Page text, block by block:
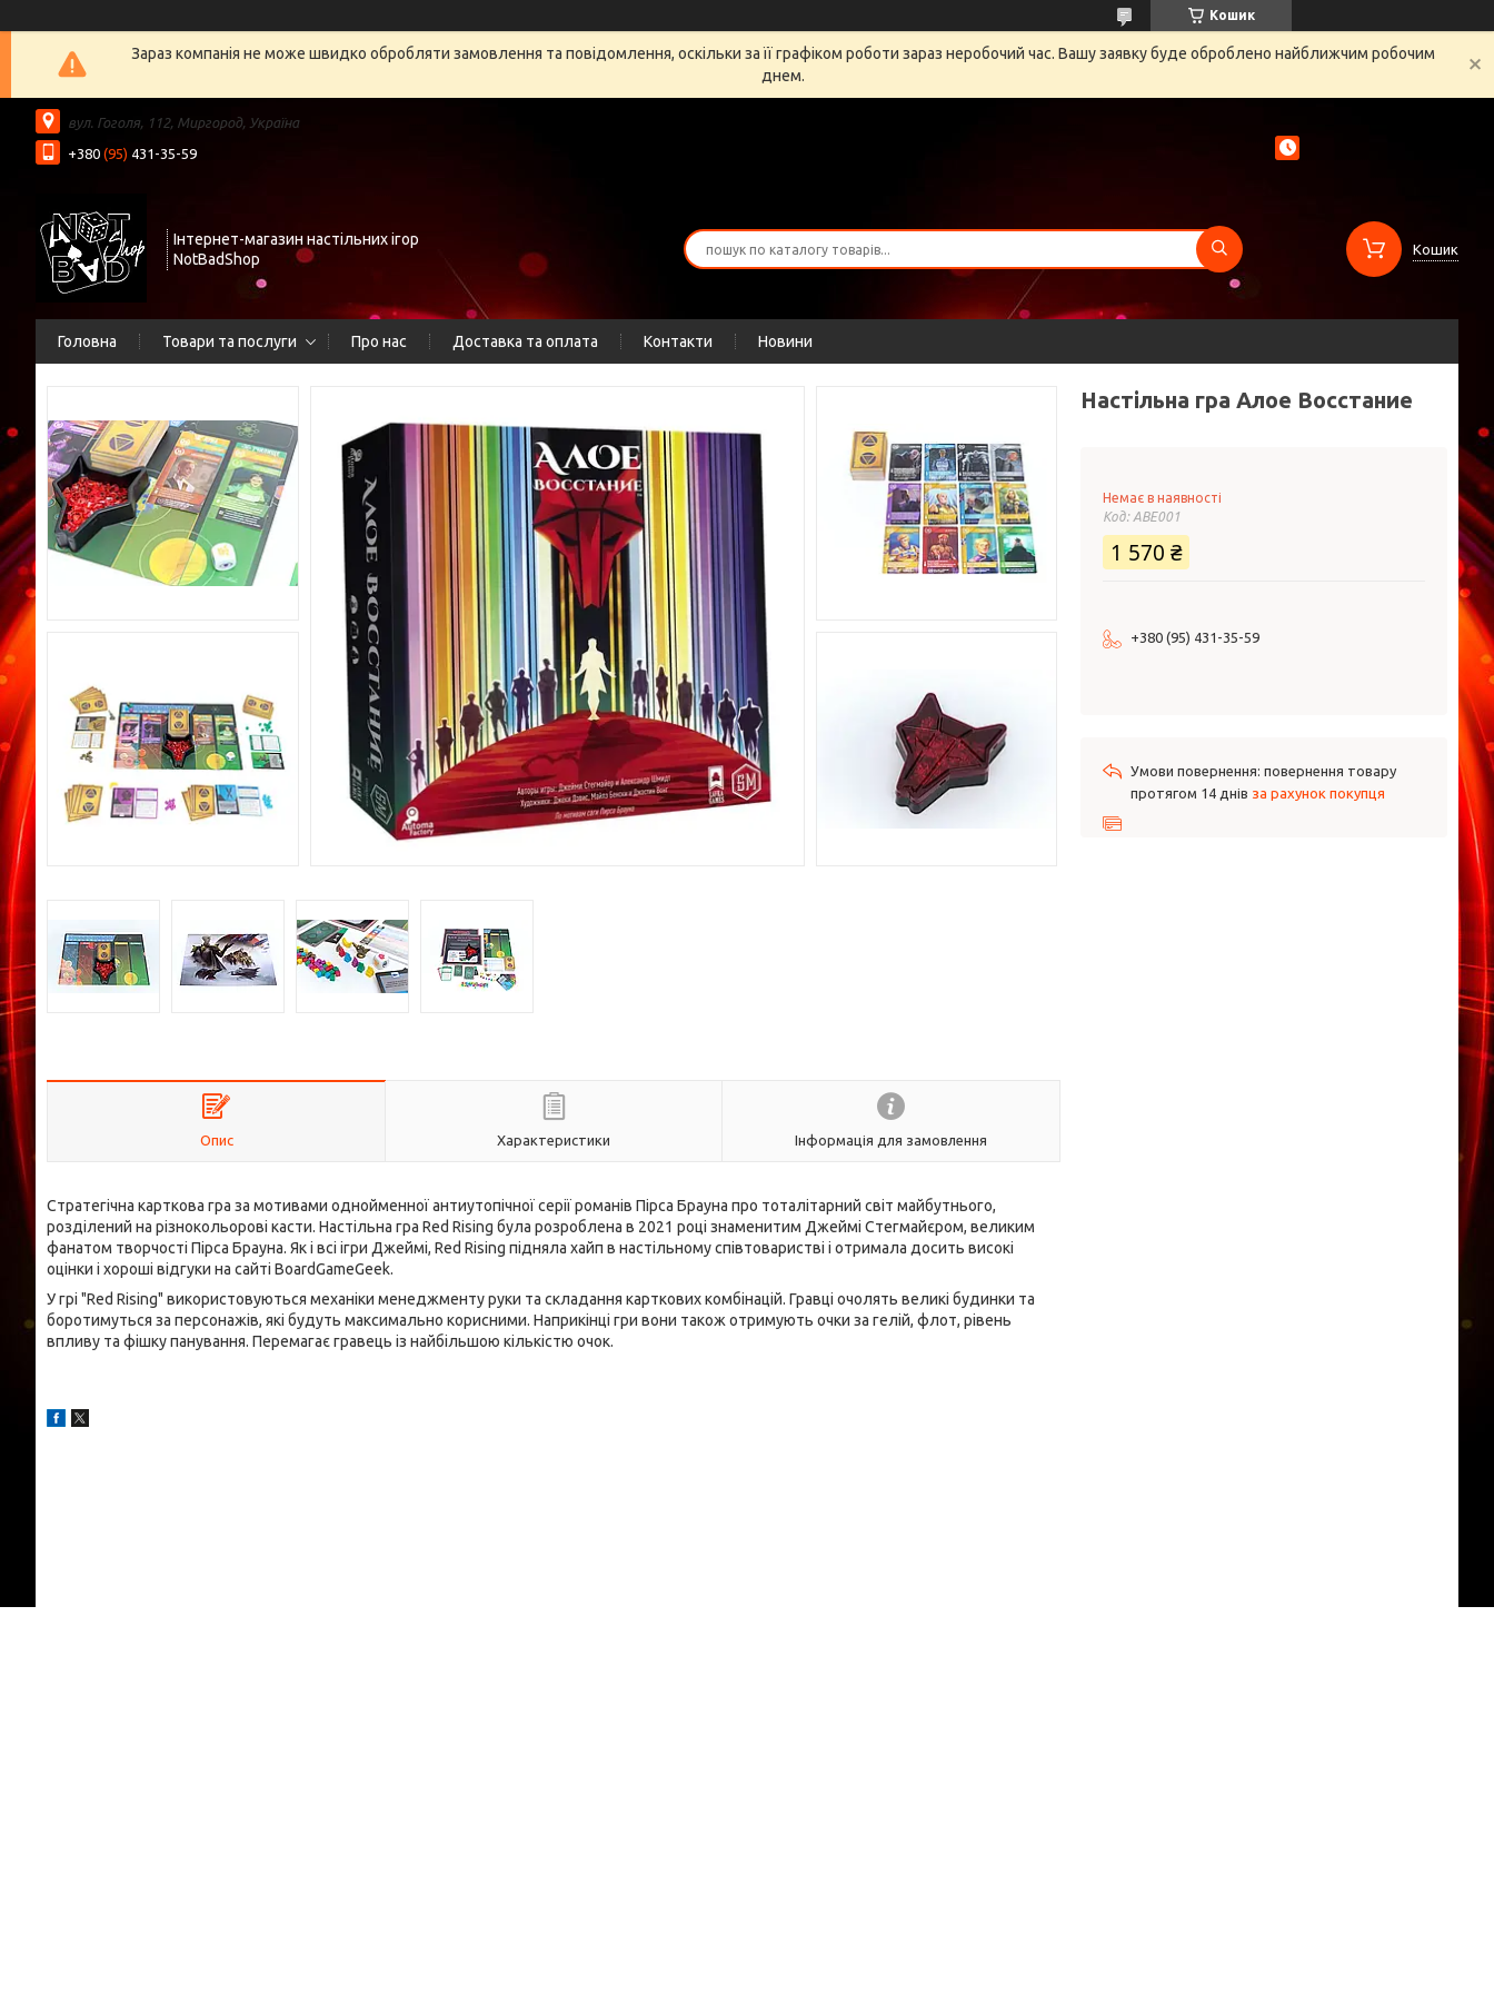
Кошик
Зараз компанія не може швидко обробляти замовлення та повідомлення, оскільки за її графіком роботи зараз неробочий час. Вашу заявку буде оброблено найближчим робочим
днем.
вул. Гоголя, 112, Миргород, Україна
+380 (95) 431-35-59
Інтернет-магазин настільних ігор
NotBadShop
Кошик
Головна Товари та послуги Про нас Доставка та оплата Контакти Новини
Опис Характеристики Інформація для замовлення
Стратегічна карткова гра за мотивами однойменної антиутопічної серії романів Пірса Брауна про тоталітарний світ майбутнього,
розділений на різнокольорові касти. Настільна гра Red Rising була розроблена в 2021 році знаменитим Джеймі Стегмайєром, великим
фанатом творчості Пірса Брауна. Як і всі ігри Джеймі, Red Rising підняла хайп в настільному співтоваристві і отримала досить високі
оцінки і хороші відгуки на сайті BoardGameGeek.
У грі "Red Rising" використовуються механіки менеджменту руки та складання карткових комбінацій. Гравці очолять великі будинки та
боротимуться за персонажів, які будуть максимально корисними. Наприкінці гри вони також отримують очки за гелій, флот, рівень
впливу та фішку панування. Перемагає гравець із найбільшою кількістю очок.
Настільна гра Алое Восстание
Немає в наявності
Код: ABE001
1 570 ₴
+380 (95) 431-35-59
повернення товару
протягом 14 днів за рахунок покупця